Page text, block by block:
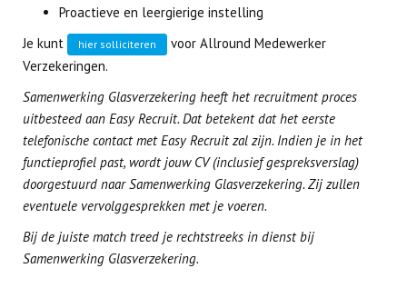
Proactieve en leergierige instelling
Je kunt
hier solliciteren
voor Allround Medewerker
Verzekeringen.
Samenwerking Glasverzekering heeft het recruitment proces
uitbesteed aan Easy Recruit. Dat betekent dat het eerste
telefonische contact met Easy Recruit zal zijn. Indien je in het
functieprofiel past, wordt jouw CV (inclusief gespreksverslag)
doorgestuurd naar Samenwerking Glasverzekering. Zij zullen
eventuele vervolggesprekken met je voeren.
Bij de juiste match treed je rechtstreeks in dienst bij
Samenwerking Glasverzekering.